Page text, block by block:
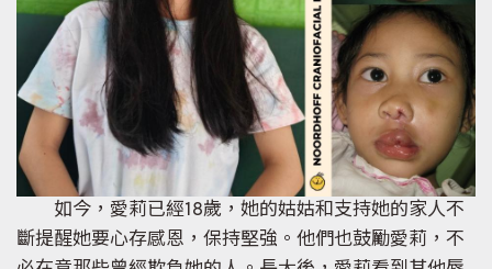
如今，愛莉已經18歲，她的姑姑和支持她的家人不
斷提醒她要心存感恩，保持堅強。他們也鼓勵愛莉，不